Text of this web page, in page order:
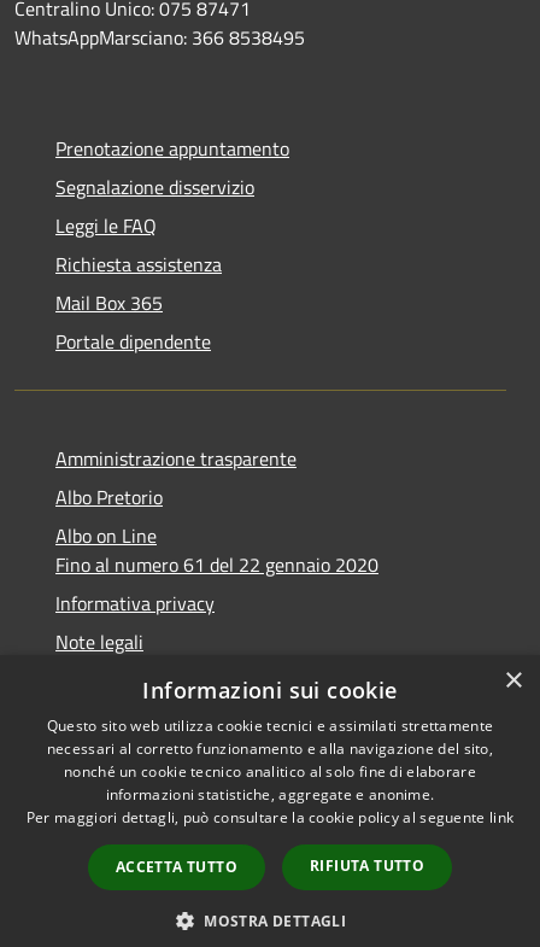
Centralino Unico: 075 87471
WhatsAppMarsciano: 366 8538495
Prenotazione appuntamento
Segnalazione disservizio
Leggi le FAQ
Richiesta assistenza
Mail Box 365
Portale dipendente
Amministrazione trasparente
Albo Pretorio
Albo on Line
Fino al numero 61 del 22 gennaio 2020
Informativa privacy
Note legali
Dichiarazione di accessibilità
Accessibilità
Copyright © 2026 • Comune di
Marsciano • Powered by
Municipium•
Accesso
redazione
×
Informazioni sui cookie
Questo sito web utilizza cookie tecnici e assimilati strettamente
necessari al corretto funzionamento e alla navigazione del sito,
nonché un cookie tecnico analitico al solo fine di elaborare
informazioni statistiche, aggregate e anonime.
Per maggiori dettagli, può consultare la cookie policy al seguente link
ACCETTA TUTTO RIFIUTA TUTTO
MOSTRA DETTAGLI